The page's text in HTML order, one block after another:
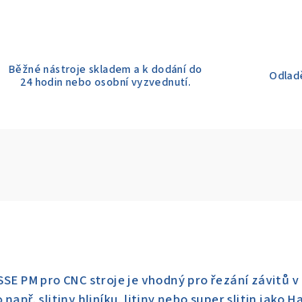
Běžné nástroje skladem a k dodání do
24 hodin nebo osobní vyzvednutí.
PM pro CNC stroje je vhodný pro řezání